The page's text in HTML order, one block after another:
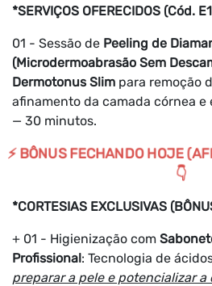
*SERVIÇOS OFERECIDOS (Cód.
01 - Sessão de Peeling de
(Microdermoabrasão Sem
Dermotonus Slim para remoção
afinamento da camada córnea
— 30 minutos.
⚡ BÔNUS FECHANDO HOJE
👇
*CORTESIAS EXCLUSIVAS
+ 01 - Higienização com
Profissional: Tecnologia de
preparar a pele e potencializar